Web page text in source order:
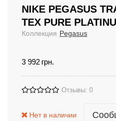
NIKE PEGASUS
TEX PURE
Коллекция Pegasus
3 992 грн.
Отзывы: 0
Нет в наличии